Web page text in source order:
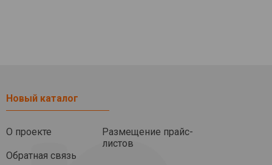
Новый каталог
О проекте
Обратная связь
Размещение прайс-
листов